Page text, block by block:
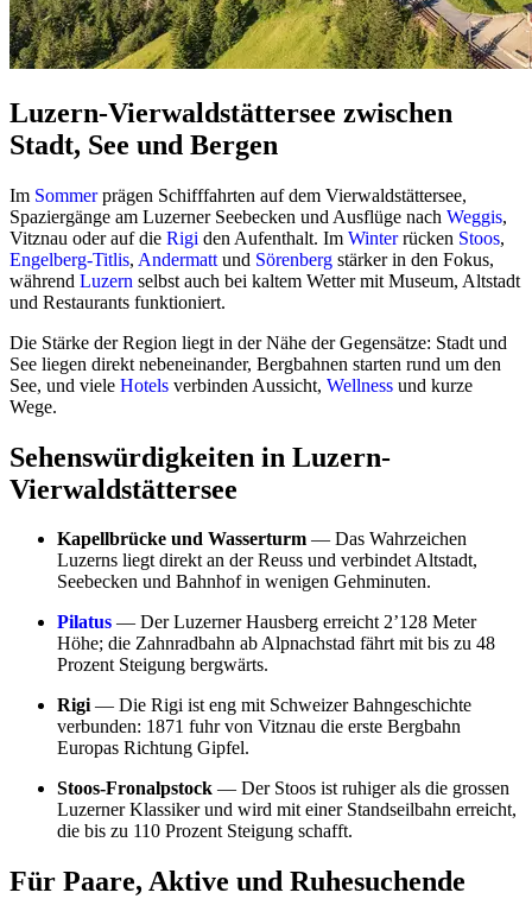
Luzern-Vierwaldstättersee zwischen
Stadt, See und Bergen
Im Sommerprägen Schifffahrten auf dem Vierwaldstättersee,
Spaziergänge am Luzerner Seebecken und Ausflüge nach Weggis,
Vitznau oder auf die Rigi den Aufenthalt. Im Winterrücken Stoos,
Engelberg-Titlis, Andermatt und Sörenberg stärker in den Fokus,
während Luzern selbst auch bei kaltem Wetter mit Museum, Altstadt
und Restaurants funktioniert.
Die Stärke der Region liegt in der Nähe der Gegensätze: Stadt und
See liegen direkt nebeneinander, Bergbahnen starten rund um den
See, und viele Hotels verbinden Aussicht, Wellness und kurze
Wege.
Sehenswürdigkeiten in Luzern-
Vierwaldstättersee
Kapellbrücke und Wasserturm — Das Wahrzeichen
Luzerns liegt direkt an der Reuss und verbindet Altstadt,
Seebecken und Bahnhof in wenigen Gehminuten.
Pilatus — Der Luzerner Hausberg erreicht 2’128 Meter
Höhe; die Zahnradbahn ab Alpnachstad fährt mit bis zu 48
Prozent Steigung bergwärts.
Rigi— Die Rigi ist eng mit Schweizer Bahngeschichte
verbunden: 1871 fuhr von Vitznau die erste Bergbahn
Europas Richtung Gipfel.
Stoos-Fronalpstock — Der Stoos ist ruhiger als die grossen
Luzerner Klassiker und wird mit einer Standseilbahn erreicht,
die bis zu 110 Prozent Steigung schafft.
Für Paare, Aktive und Ruhesuchende